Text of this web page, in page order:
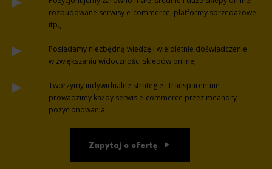
rozbudowane serwisy e-commerce, platformy sprzedażowe,
itp.,
Posiadamy niezbędną wiedzę i wieloletnie doświadczenie
w zwiększaniu widoczności sklepów online,
Tworzymy indywidualne strategie i transparentnie
prowadzimy każdy serwis e-commerce przez meandry
pozycjonowania.
Zapytaj o ofertę